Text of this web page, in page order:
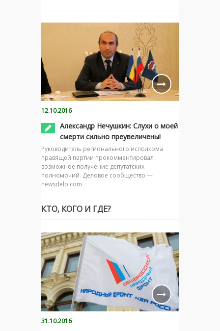
12.10.2016
Александр Нечушкин: Слухи о моей
смерти сильно преувеличены!
Руководитель регионального исполкома
правящей партии прокомментировал
возможное получение депутатских
полномочий. Деловое сообщество —
newsdelo.com
КТО, КОГО И ГДЕ?
31.10.2016